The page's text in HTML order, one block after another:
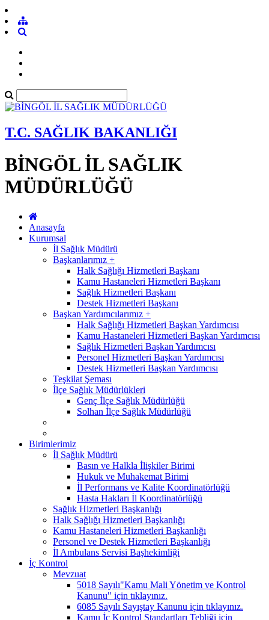
T.C. SAĞLIK BAKANLIĞI
BİNGÖL İL SAĞLIK
MÜDÜRLÜĞÜ
Anasayfa
Kurumsal
İl Sağlık Müdürü
Başkanlarımız +
Halk Sağlığı Hizmetleri Başkanı
Kamu Hastaneleri Hizmetleri Başkanı
Sağlık Hizmetleri Başkanı
Destek Hizmetleri Başkanı
Başkan Yardımcılarımız +
Halk Sağlığı Hizmetleri Başkan Yardımcısı
Kamu Hastaneleri Hizmetleri Başkan Yardımcısı
Sağlık Hizmetleri Başkan Yardımcısı
Personel Hizmetleri Başkan Yardımcısı
Destek Hizmetleri Başkan Yardımcısı
Teşkilat Şeması
İlçe Sağlık Müdürlükleri
Genç İlçe Sağlık Müdürlüğü
Solhan İlçe Sağlık Müdürlüğü
Birimlerimiz
İl Sağlık Müdürü
Basın ve Halkla İlişkiler Birimi
Hukuk ve Muhakemat Birimi
İl Performans ve Kalite Koordinatörlüğü
Hasta Hakları İl Koordinatörlüğü
Sağlık Hizmetleri Başkanlığı
Halk Sağlığı Hizmetleri Başkanlığı
Kamu Hastaneleri Hizmetleri Başkanlığı
Personel ve Destek Hizmetleri Başkanlığı
İl Ambulans Servisi Başhekimliği
İç Kontrol
Mevzuat
5018 Sayılı"Kamu Mali Yönetim ve Kontrol
Kanunu" için tıklayınız.
6085 Sayılı Sayıştay Kanunu için tıklayınız.
Kamu İç Kontrol Standartları Tebliği için